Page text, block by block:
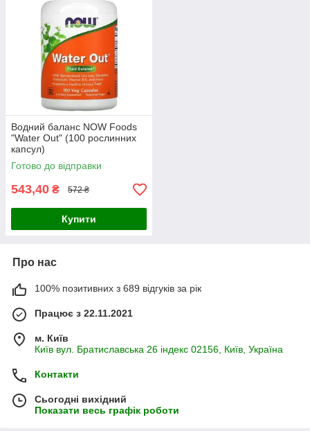
Водний баланс NOW Foods
"Water Out" (100 рослинних
капсул)
Готово до відправки
543,40 ₴ 572 ₴
Купити
Про нас
100% позитивних з 689 відгуків за рік
Працює з 22.11.2021
м. Київ
Київ вул. Братиславська 26 індекс 02156, Київ, Україна
Контакти
Сьогодні вихідний
Показати весь графік роботи